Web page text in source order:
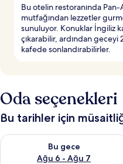
Bu otelin restoranında Pan-
mutfağından lezzetler
sunuluyor. Konuklar İngiliz
çıkarabilir, ardından
kafede sonlandırabilirler.
Oda seçenekleri
Bu tarihler için
Bu gece
Ağu 6 - Ağu 7
Bu gece için müsaitliği